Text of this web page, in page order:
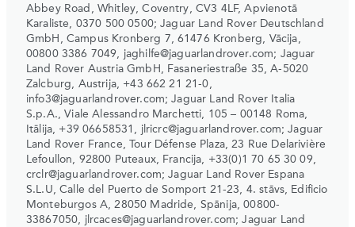
Abbey Road, Whitley, Coventry, CV3 4LF, Apvienotā
Karaliste, 0370 500 0500; Jaguar Land Rover Deutschland
GmbH, Campus Kronberg 7, 61476 Kronberg, Vācija,
00800 3386 7049, jaghilfe@jaguarlandrover.com; Jaguar
Land Rover Austria GmbH, Fasaneriestraße 35, A-5020
Zalcburg, Austrija, +43 662 21 21-0,
info3@jaguarlandrover.com; Jaguar Land Rover Italia
S.p.A., Viale Alessandro Marchetti, 105 – 00148 Roma,
Itālija, +39 06658531, jlricrc@jaguarlandrover.com; Jaguar
Land Rover France, Tour Défense Plaza, 23 Rue Delarivière
Lefoullon, 92800 Puteaux, Francija, +33(0)1 70 65 30 09,
crclr@jaguarlandrover.com; Jaguar Land Rover Espana
S.L.U, Calle del Puerto de Somport 21-23, 4. stāvs, Edificio
Monteburgos A, 28050 Madride, Spānija, 00800-
33867050, jlrcaces@jaguarlandrover.com; Jaguar Land